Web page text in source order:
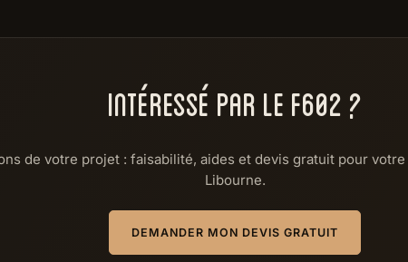
INTÉRESSÉ PAR LE F602 ?
de votre projet : faisabilité, aides et devis gratuit pour
Libourne.
DEMANDER MON DEVIS GRATUIT